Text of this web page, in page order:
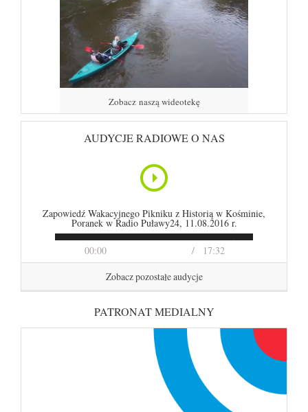
Zobacz naszą wideotekę
AUDYCJE RADIOWE O NAS
00:00 17:32
Zapowiedź Wakacyjnego Pikniku z Historią w Kośminie,
Poranek w Radio Puławy24, 11.08.2016 r.
Zobacz pozostałe audycje
PATRONAT MEDIALNY